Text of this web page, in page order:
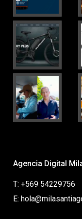
Agencia Digital
T: +569 54229756
E: